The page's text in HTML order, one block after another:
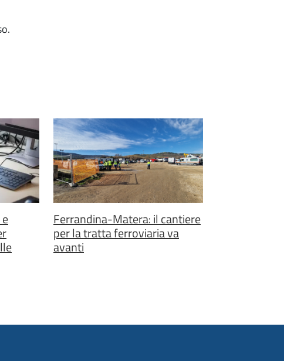
Ferrandina-Matera: il cantiere
per la tratta ferroviaria va
avanti